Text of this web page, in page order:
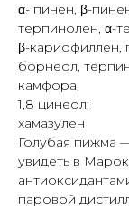
α- пинен, β-
терпинолен, α-
β-кариофиллен,
борнеол,
камфора;
1,8 цинеол;
хамазулен
Голубая пижма
увидеть в
паровой